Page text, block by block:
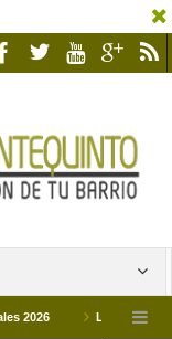
Los Campus de